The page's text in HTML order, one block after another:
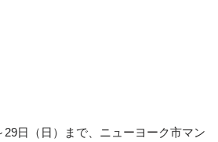
29日（日）まで、ニューヨーク市マン